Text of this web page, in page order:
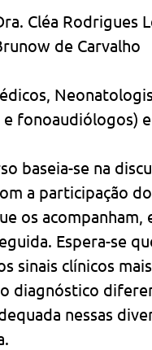
Cléa Rodrigues
de Carvalho
fonoaudiólogos)
baseia-se na
a participação
os
Espera-se
sinais clínicos
diagnóstico
nessas